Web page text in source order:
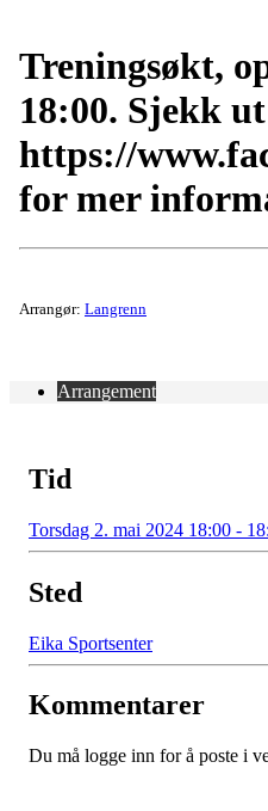
Treningsøkt,
18:00. Sjekk ut
https://
for mer
Arrangør: Langrenn
Arrangement
Tid
Torsdag 2. mai 2024 18:00 -
Sted
Eika Sportsenter
Kommentarer
Du må logge inn for å poste i